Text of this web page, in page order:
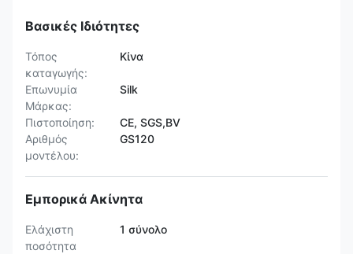
Βασικές Ιδιότητες
Τόπος
καταγωγής:
Κίνα
Επωνυμία
Μάρκας:
Silk
Πιστοποίηση:
CE, SGS,BV
Αριθμός
μοντέλου:
GS120
Εμπορικά Ακίνητα
Ελάχιστη
ποσότητα
1 σύνολο